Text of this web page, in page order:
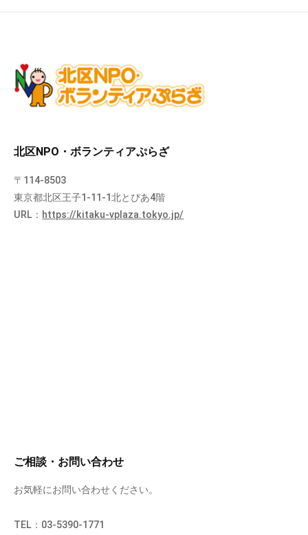
北区NPO・ボランティアぷらざ
〒114-8503
東京都北区王子1-11-1北とぴあ4階
URL： https://kitaku-vplaza.tokyo.jp/
ご相談・お問い合わせ
お気軽にお問い合わせください。
TEL：03-5390-1771